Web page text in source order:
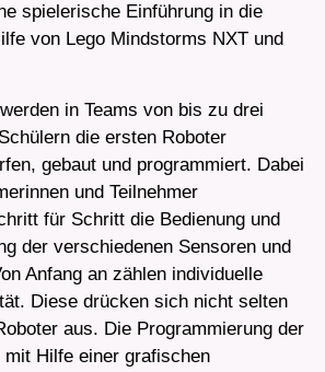
spielerische Einführung in die
von Lego Mindstorms NXT und
in Teams von bis zu drei
die ersten Roboter
gebaut und programmiert. Dabei
und Teilnehmer
für Schritt die Bedienung und
der verschiedenen Sensoren und
Anfang an zählen individuelle
Diese drücken sich nicht selten
aus. Die Programmierung der
mit Hilfe einer grafischen